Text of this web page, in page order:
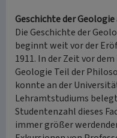
Geschichte der
Die Geschichte der
beginnt weit vor der
1911. In der Zeit vor
Geologie Teil der
konnte an der
Lehramtstudiums
Studentenzahl dieses
immer größer